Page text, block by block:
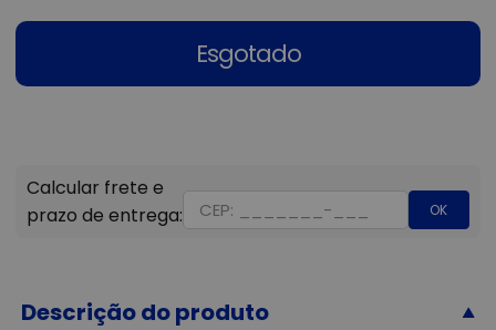
Esgotado
OK
Descrição do produto